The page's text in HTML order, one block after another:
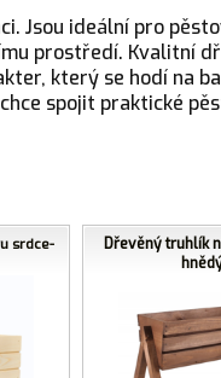
Jsou ideální pro
prostředí. Kvalitní
který se hodí na
spojit praktické
srdce-
Dřevěný truhlík